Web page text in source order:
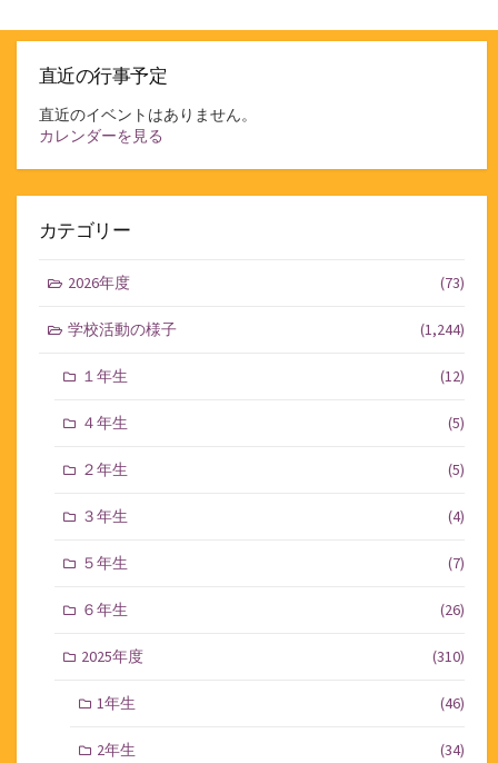
直近の行事予定
直近のイベントはありません。
カレンダーを見る
カテゴリー
2026年度 (73)
学校活動の様子 (1,244)
１年生 (12)
４年生 (5)
２年生 (5)
３年生 (4)
５年生 (7)
６年生 (26)
2025年度 (310)
1年生 (46)
2年生 (34)